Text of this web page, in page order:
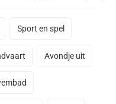
Sport en spel
Avondje uit